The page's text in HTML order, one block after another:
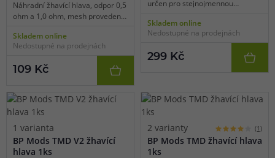
Náhradní žhavící hlava, odpor 0,5
ohm a 1,0 ohm, mesh provedení,
v balení.
Skladem online
Nedostupné na prodejnách
109 Kč
určen pro stejnojmennou
použít jako alternativu za tovární
žhavící hlavy pro stejnojmenný
celkem jednu spirálku. Modul je
Skladem online
Nedostupné na prodejnách
299 Kč
1 varianta
BP Mods TMD V2 žhavící
hlava 1ks
2 varianty (1)
BP Mods TMD žhavící hlava
1ks